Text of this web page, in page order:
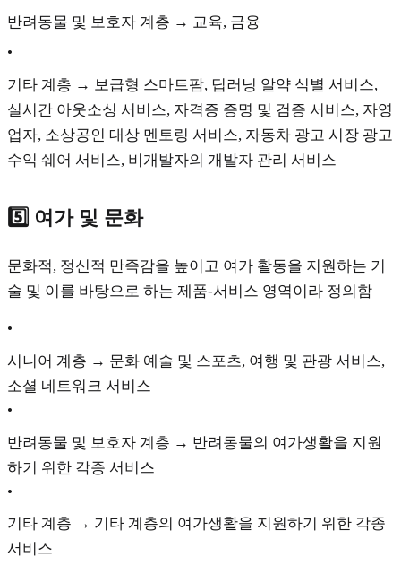
반려동물 및 보호자 계층 → 교육, 금융
•
기타 계층 → 보급형 스마트팜, 딥러닝 알약 식별 서비스,
실시간 아웃소싱 서비스, 자격증 증명 및 검증 서비스, 자영
업자, 소상공인 대상 멘토링 서비스, 자동차 광고 시장 광고
수익 쉐어 서비스, 비개발자의 개발자 관리 서비스
5️⃣ 여가 및 문화
문화적, 정신적 만족감을 높이고 여가 활동을 지원하는 기
술 및 이를 바탕으로 하는 제품-서비스 영역이라 정의함
•
시니어 계층 → 문화 예술 및 스포츠, 여행 및 관광 서비스,
소셜 네트워크 서비스
•
반려동물 및 보호자 계층 → 반려동물의 여가생활을 지원
하기 위한 각종 서비스
•
기타 계층 → 기타 계층의 여가생활을 지원하기 위한 각종
서비스